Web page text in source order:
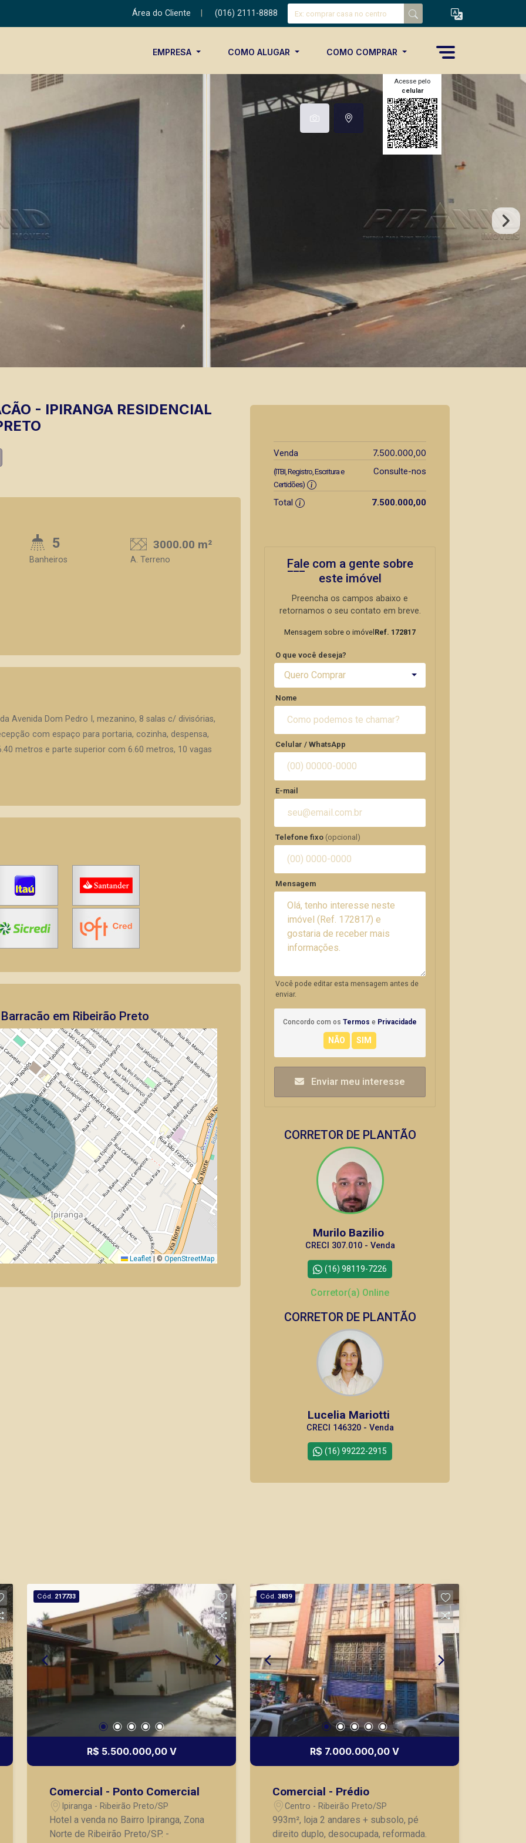
Área do Cliente (016) 2111-8888
EMPRESA COMO ALUGAR COMO COMPRAR
Acesse pelo
celular
- IPIRANGA RESIDENCIAL
5
Banheiros
3000.00 m²
A. Terreno
Avenida Dom Pedro I, mezanino, 8 salas c/ divisórias,
com espaço para portaria, cozinha, despensa,
metros e parte superior com 6.60 metros, 10 vagas
em Ribeirão Preto
Leaflet |© OpenStreetMap
Venda 7.500.000,00
(ITBI, Registro, Escritura e
Certidões)
Consulte-nos
Total 7.500.000,00
Fale com a gente sobre
este imóvel
Preencha os campos abaixo e
retornamos o seu contato em breve.
Mensagem sobre o imóvel Ref. 172817
O que você deseja?
Quero Comprar
Nome
Celular / WhatsApp
E-mail
Telefone fixo (opcional)
Mensagem
Você pode editar esta mensagem antes de
enviar.
Concordo com os Termos e Privacidade
Enviar meu interesse
CORRETOR DE PLANTÃO
Murilo Bazilio
CRECI 307.010 - Venda
(16) 98119-7226
Corretor(a) Online
CORRETOR DE PLANTÃO
Lucelia Mariotti
CRECI 146320 - Venda
(16) 99222-2915
CORRETOR DE PLANTÃO
CRECI 234.175 - Venda
(16) 99327-7979
Corretor(a) Online
CORRETOR DE PLANTÃO
Thamiris Leandra Benevides
(16) 99263-0551
Corretor(a) Online
Cód. 217733
R$ 5.500.000,00 V
Comercial - Ponto Comercial
Ipiranga - Ribeirão Preto/SP
Hotel a venda no Bairro Ipiranga, Zona
Norte de Ribeirão Preto/SP. -
Cód. 3839
R$ 7.000.000,00 V
Comercial - Prédio
Centro - Ribeirão Preto/SP
993m², loja 2 andares + subsolo, pé
direito duplo, desocupada, reformada.